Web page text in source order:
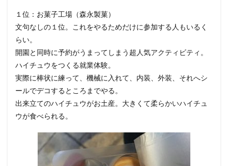
１位：お菓子工場（森永製菓）
文句なしの１位。これをやるためだけに参加する人もいるく
らい。
開園と同時に予約がうまってしまう超人気アクティビティ。
ハイチュウをつくる就業体験。
実際に棒状に練って、機械に入れて、内装、外装、それへシ
ールでデコするところまでやる。
出来立てのハイチュウがお土産。大きくて柔らかいハイチュ
ウが食べられる。